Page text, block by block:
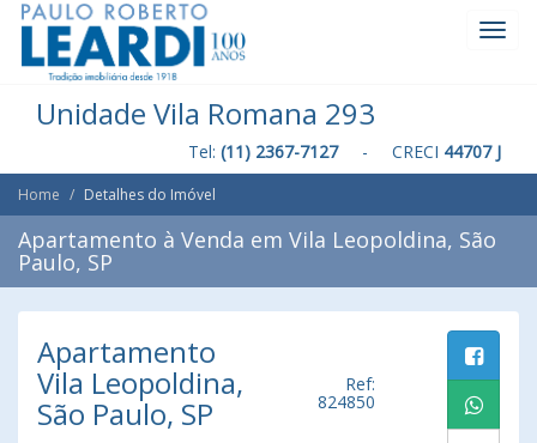
Unidade Vila Romana 293
Tel: (11) 2367-7127- CRECI 44707 J
Home Detalhes do Imóvel
Apartamento à Venda em Vila Leopoldina, São
Paulo, SP
Apartamento
Vila Leopoldina,
São Paulo, SP
Ref:
824850